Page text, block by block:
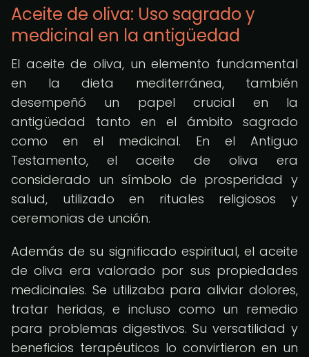
Aceite de oliva: Uso sagrado y
medicinal en la antigüedad
El aceite de oliva, un elemento fundamental
en la dieta mediterránea, también
desempeñó un papel crucial en la
antigüedad tanto en el ámbito sagrado
como en el medicinal. En el Antiguo
Testamento, el aceite de oliva era
considerado un símbolo de prosperidad y
salud, utilizado en rituales religiosos y
ceremonias de unción.
Además de su significado espiritual, el aceite
de oliva era valorado por sus propiedades
medicinales. Se utilizaba para aliviar dolores,
tratar heridas, e incluso como un remedio
para problemas digestivos. Su versatilidad y
beneficios terapéuticos lo convirtieron en un